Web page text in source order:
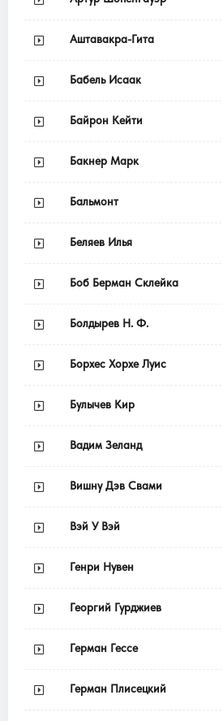
Аштавакра-Гита
Бабель Исаак
Байрон Кейти
Бакнер Марк
Бальмонт
Беляев Илья
Боб Берман Склейка
Болдырев Н. Ф.
Борхес Хорхе Луис
Булычев Кир
Вадим Зеланд
Вишну Дэв Свами
Вэй У Вэй
Генри Нувен
Георгий Гурджиев
Герман Гессе
Герман Плисецкий